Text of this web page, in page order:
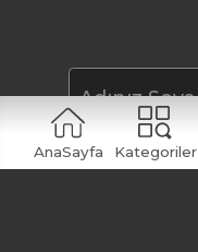
AnaSayfa Kategoriler